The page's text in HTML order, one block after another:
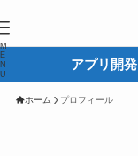
M
E
N
U
アプリ開発
ホーム プロフィール